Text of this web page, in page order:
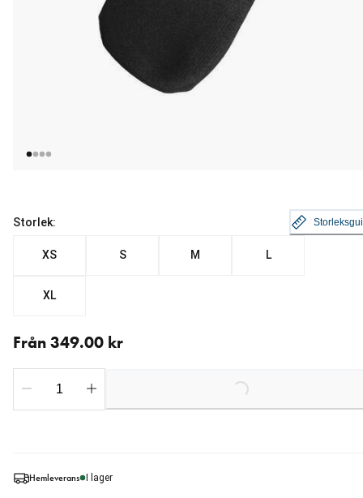
Hemleverans I lager
Storlek:
XS S M L
XL
Från 349.00 kr